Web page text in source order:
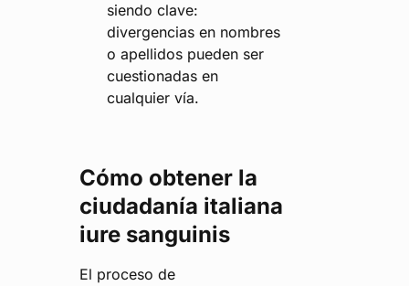
siendo clave:
divergencias en nombres
o apellidos pueden ser
cuestionadas en
cualquier vía.
Cómo obtener la
ciudadanía italiana
iure sanguinis
El proceso de